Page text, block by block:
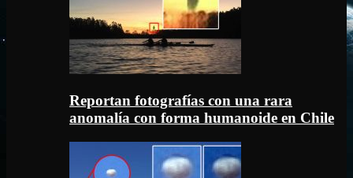
Reportan fotografías con una rara
anomalía con forma humanoide en Chile